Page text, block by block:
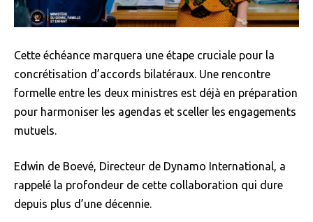
Cette échéance marquera une étape cruciale pour la
concrétisation d’accords bilatéraux. Une rencontre
formelle entre les deux ministres est déjà en préparation
pour harmoniser les agendas et sceller les engagements
mutuels.
Edwin de Boevé, Directeur de Dynamo International, a
rappelé la profondeur de cette collaboration qui dure
depuis plus d’une décennie.